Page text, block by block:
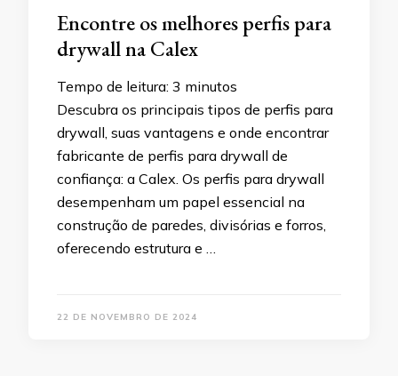
Encontre os melhores perfis para
drywall na Calex
Tempo de leitura: 3 minutos
Descubra os principais tipos de perfis para
drywall, suas vantagens e onde encontrar
fabricante de perfis para drywall de
confiança: a Calex. Os perfis para drywall
desempenham um papel essencial na
construção de paredes, divisórias e forros,
oferecendo estrutura e …
22 DE NOVEMBRO DE 2024